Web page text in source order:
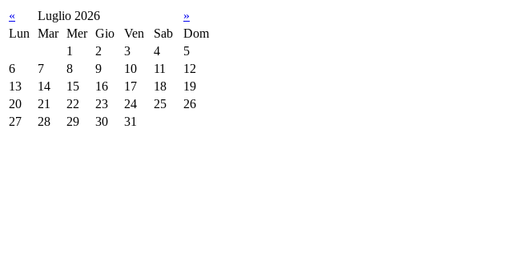
« Luglio 2026
»
Lun
Mar Mer Gio Ven Sab
Dom
1
2 3 4
5
6
7 8 9 10 11
12
13
14 15 16 17 18
19
20
21 22 23 24 25
26
27
28 29 30 31